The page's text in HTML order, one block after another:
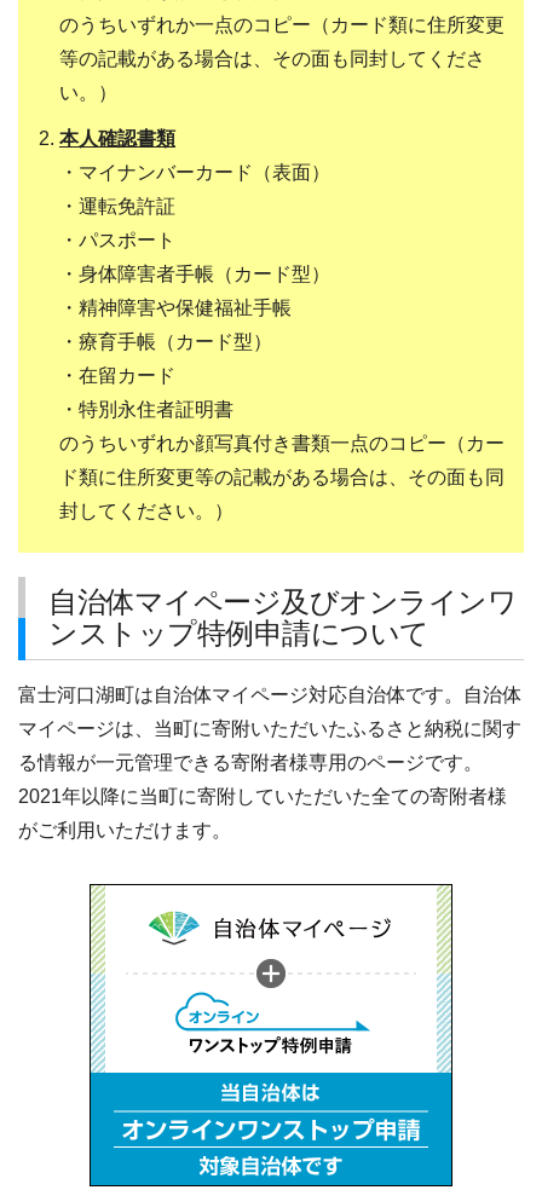
のうちいずれか一点のコピー（カード類に住所変更
等の記載がある場合は、その面も同封してくださ
い。）
本人確認書類
・マイナンバーカード（表面）
・運転免許証
・パスポート
・身体障害者手帳（カード型）
・精神障害や保健福祉手帳
・療育手帳（カード型）
・在留カード
・特別永住者証明書
のうちいずれか顔写真付き書類一点のコピー（カー
ド類に住所変更等の記載がある場合は、その面も同
封してください。）
自治体マイページ及びオンラインワ
ンストップ特例申請について
富士河口湖町は自治体マイページ対応自治体です。自治体
マイページは、当町に寄附いただいたふるさと納税に関す
る情報が一元管理できる寄附者様専用のページです。
2021年以降に当町に寄附していただいた全ての寄附者様
がご利用いただけます。